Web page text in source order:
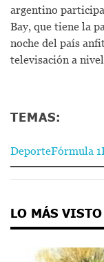
argentino
Bay, que tiene la
noche del país
televisación a
TEMAS:
DeporteFórmula 1
LO MÁS VISTO